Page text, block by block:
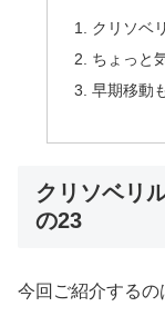
クリソベ
ちょっと
早期移動
クリソベリ
の23
今回ご紹介するの